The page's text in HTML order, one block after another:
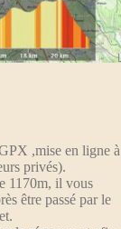
,mise en ligne à
privés).
1170m, il vous
être passé par le